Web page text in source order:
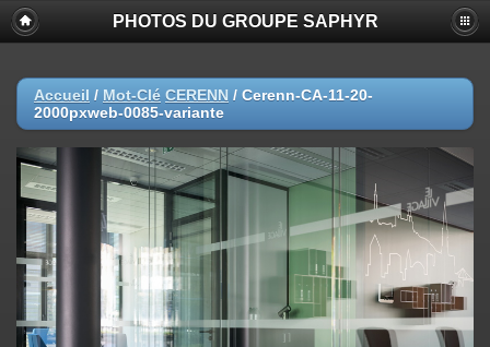
PHOTOS DU GROUPE SAPHYR
Accueil / Mot-Clé CERENN / Cerenn-CA-11-20-
2000pxweb-0085-variante